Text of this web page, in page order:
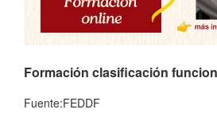
Formación clasificación
Fuente:FEDDF